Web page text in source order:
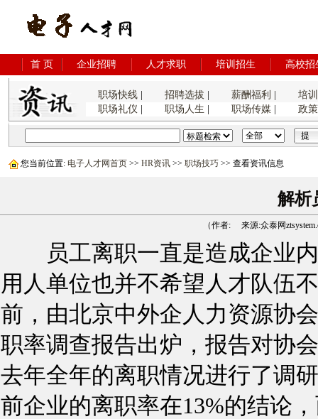
首 页 企业招聘 人才求职 培训招生 高校招
职场快线 招聘选拔 薪酬福利
培
职场礼仪
职场人生 职场传媒 政
您当前位置: 电子人才网首页 >> HR资讯 >> 职场技巧 >> 查看资讯信息
解析
（作者: 来源:众泰网
员工离职一直是造成企业内
用人单位也并不希望人才队伍
前，由北京中外企人力资源协
职率调查报告出炉，报告对协
去年全年的离职情况进行了调
前企业的离职率在13%的结论